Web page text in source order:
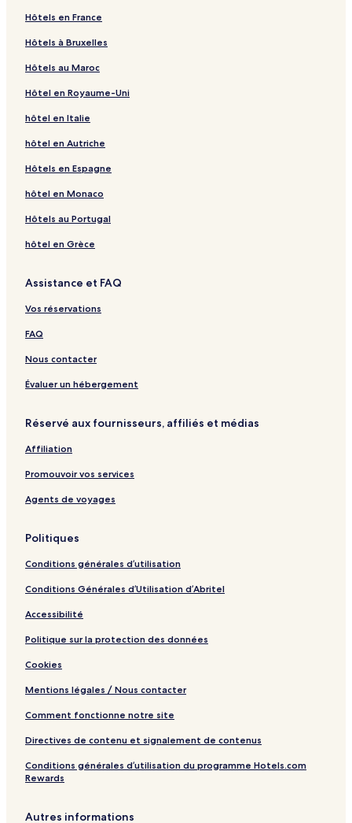
Hôtels en France
Hôtels à Bruxelles
Hôtels au Maroc
Hôtel en Royaume-Uni
hôtel en Italie
hôtel en Autriche
Hôtels en Espagne
hôtel en Monaco
Hôtels au Portugal
hôtel en Grèce
Assistance et FAQ
Vos réservations
FAQ
Nous contacter
Évaluer un hébergement
Réservé aux fournisseurs, affiliés et médias
Affiliation
Promouvoir vos services
Agents de voyages
Politiques
Conditions générales d’utilisation
Conditions Générales d’Utilisation d’Abritel
Accessibilité
Politique sur la protection des données
Cookies
Mentions légales / Nous contacter
Comment fonctionne notre site
Directives de contenu et signalement de contenus
Conditions générales d’utilisation du programme Hotels.com
Rewards
Autres informations